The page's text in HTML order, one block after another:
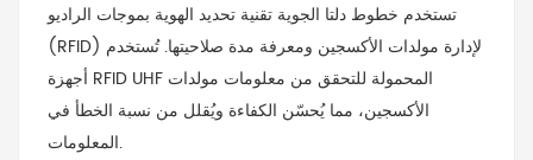
تستخدم خطوط دلتا الجوية تقنية تحديد الهوية بموجات الراديو
(RFID) لإدارة مولدات الأكسجين ومعرفة مدة صلاحيتها. تُستخدم
أجهزة RFID UHF المحمولة للتحقق من معلومات مولدات
الأكسجين، مما يُحسّن الكفاءة ويُقلل من نسبة الخطأ في
المعلومات.